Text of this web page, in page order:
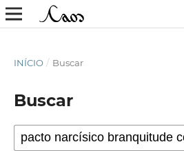
INÍCIO / Buscar
Buscar